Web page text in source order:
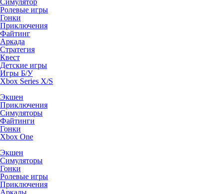
Симулятор
Ролевые игры
Гонки
Приключения
Файтинг
Аркада
Стратегия
Квест
Детские игры
Игры Б/У
Xbox Series X/S
Экшен
Приключения
Симуляторы
Файтинги
Гонки
Xbox One
Экшен
Симуляторы
Гонки
Ролевые игры
Приключения
Аркады